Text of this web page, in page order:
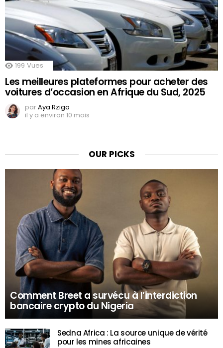
199 Vues
Les meilleures plateformes pour acheter des
voitures d’occasion en Afrique du Sud, 2025
parAya Rziga
il y a environ 10 mois
OUR PICKS
Comment Breet a survécu à l’interdiction
bancaire crypto du Nigeria
Sedna Africa : La source unique de vérité
pour les mines africaines